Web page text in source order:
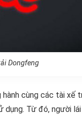
Dongfeng
cùng các tài xế
Từ đó, người